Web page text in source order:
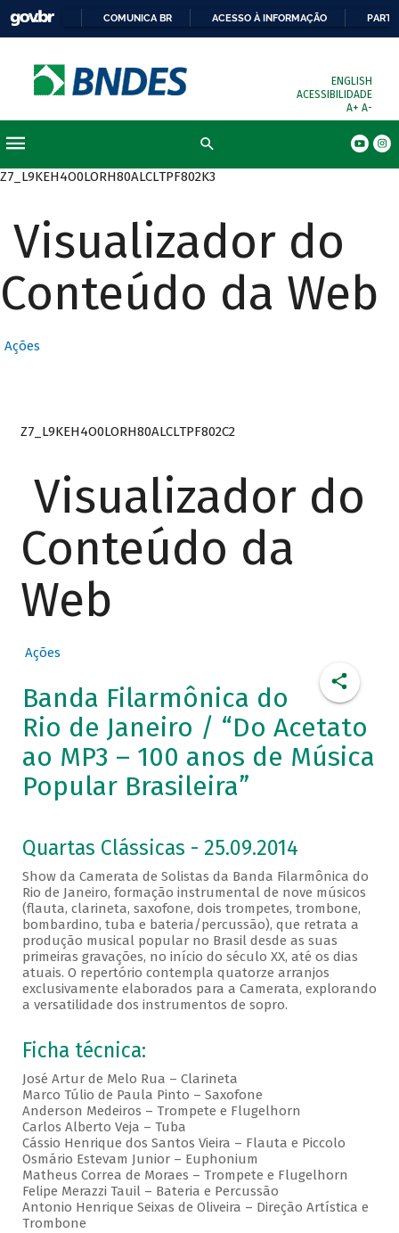
COMUNICA BR ACESSO À INFORMAÇÃO
ENGLISH
ACESSIBILIDADE
A+ A-
Z7_L9KEH4O0LORH80ALCLTPF802K3
Visualizador do
Conteúdo da Web
Ações
Z7_L9KEH4O0LORH80ALCLTPF802C2
Visualizador do
Conteúdo da
Web
Ações
Banda Filarmônica do
Rio de Janeiro / “Do Acetato
ao MP3 – 100 anos de Música
Popular Brasileira”
Quartas Clássicas - 25.09.2014
Show da Camerata de Solistas da Banda Filarmônica do
Rio de Janeiro, formação instrumental de nove músicos
(flauta, clarineta, saxofone, dois trompetes, trombone,
bombardino, tuba e bateria/percussão), que retrata a
produção musical popular no Brasil desde as suas
primeiras gravações, no início do século XX, até os dias
atuais. O repertório contempla quatorze arranjos
exclusivamente elaborados para a Camerata, explorando
a versatilidade dos instrumentos de sopro.
Ficha técnica:
José Artur de Melo Rua – Clarineta
Marco Túlio de Paula Pinto – Saxofone
Anderson Medeiros – Trompete e Flugelhorn
Carlos Alberto Veja – Tuba
Cássio Henrique dos Santos Vieira – Flauta e Piccolo
Osmário Estevam Junior – Euphonium
Matheus Correa de Moraes – Trompete e Flugelhorn
Felipe Merazzi Tauil – Bateria e Percussão
Antonio Henrique Seixas de Oliveira – Direção Artística e
Trombone